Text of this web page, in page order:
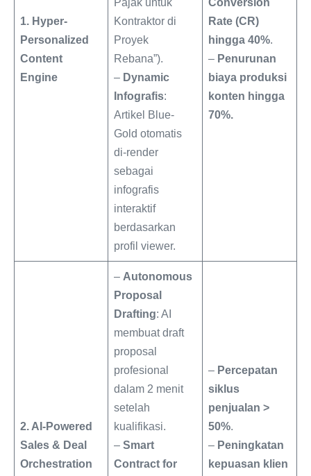
1. Hyper-
Personalized
Content
Engine
Pajak untuk
Kontraktor di
Proyek
Rebana”).
– Dynamic
Infografis:
Artikel Blue-
Gold otomatis
di-render
sebagai
infografis
interaktif
berdasarkan
profil viewer.
Conversion
Rate (CR)
hingga 40%.
– Penurunan
biaya produksi
konten hingga
70%.
2. AI-Powered
Sales & Deal
Orchestration
– Autonomous
Proposal
Drafting: AI
membuat draft
proposal
profesional
dalam 2 menit
setelah
kualifikasi.
– Smart
Contract for
– Percepatan
siklus
penjualan >
50%.
– Peningkatan
kepuasan klien